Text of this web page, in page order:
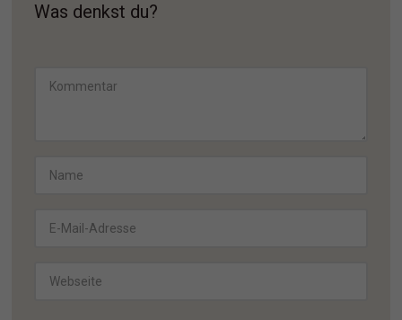
Was denkst du?